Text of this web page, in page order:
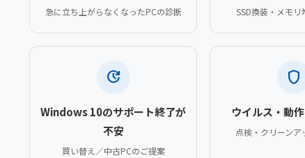
急に立ち上がらなくなったPCの診断 SSD換装・メモリ
update
Windows 10のサポート終了が
不安
買い替え／中古PCのご提案
shield
ウイルス・動
点検・クリーン